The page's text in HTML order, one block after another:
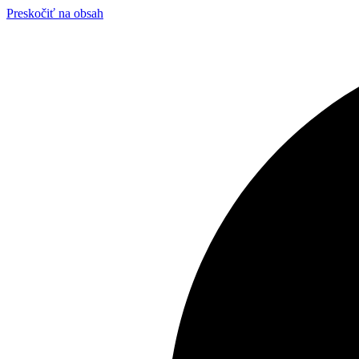
Preskočiť na obsah